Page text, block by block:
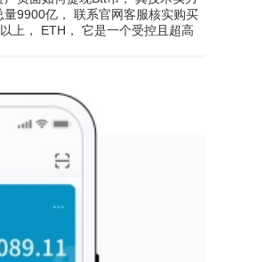
9900亿， 联系官网客服核实购买
上， ETH， 它是一个受控且超高